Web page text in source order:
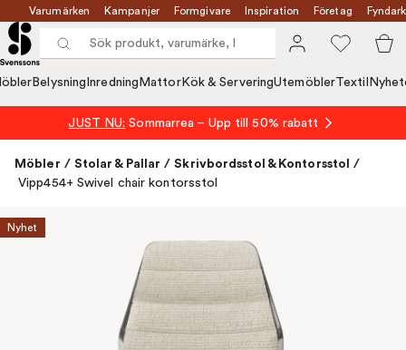
Varumärken Kampanjer Formgivare Inspiration Företag
Belysning Inredning MattorKök & ServeringUtemöblerTextil
JUST NU: Sommarrea – Upp till 50% rabatt
Möbler / Stolar & Pallar / Skrivbordsstol & Kontorsstol /
Vipp454+ Swivel chair kontorsstol
Nyhet